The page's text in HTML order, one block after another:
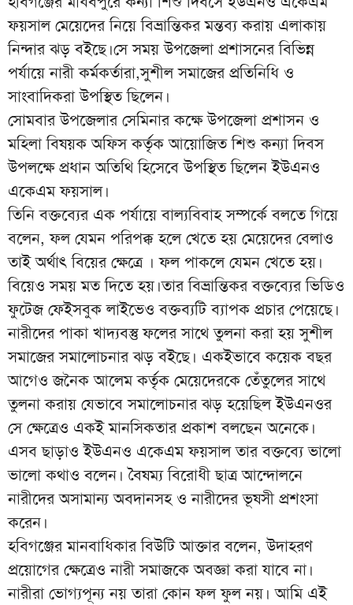
ফয়সাল মেয়েদের নিয়ে বিভ্রান্তিকর মন্তব্য করায় এলাকায়
নিন্দার ঝড় বইছে।সে সময় উপজেলা প্রশাসনের বিভিন্ন
পর্যায়ে নারী কর্মকর্তারা,সুশীল সমাজের প্রতিনিধি ও
সাংবাদিকরা উপস্থিত ছিলেন।
সোমবার উপজেলার সেমিনার কক্ষে উপজেলা প্রশাসন ও
মহিলা বিষয়ক অফিস কর্তৃক আয়োজিত শিশু কন্যা দিবস
উপলক্ষে প্রধান অতিথি হিসেবে উপস্থিত ছিলেন ইউএনও
একেএম ফয়সাল।
তিনি বক্তব্যের এক পর্যায়ে বাল্যবিবাহ সম্পর্কে বলতে গিয়ে
বলেন, ফল যেমন পরিপক্ক হলে খেতে হয় মেয়েদের বেলাও
তাই অর্থাৎ বিয়ের ক্ষেত্রে । ফল পাকলে যেমন খেতে হয়।
বিয়েও সময় মত দিতে হয়।তার বিভ্রান্তিকর বক্তব্যের ভিডিও
ফুটেজ ফেইসবুক লাইভেও বক্তব্যটি ব্যাপক প্রচার পেয়েছে।
নারীদের পাকা খাদ্যবস্তু ফলের সাথে তুলনা করা হয় সুশীল
সমাজের সমালোচনার ঝড় বইছে। একইভাবে কয়েক বছর
আগেও জনৈক আলেম কর্তৃক মেয়েদেরকে তেঁতুলের সাথে
তুলনা করায় যেভাবে সমালোচনার ঝড় হয়েছিল ইউএনওর
সে ক্ষেত্রেও একই মানসিকতার প্রকাশ বলছেন অনেকে।
এসব ছাড়াও ইউএনও একেএম ফয়সাল তার বক্তব্যে ভালো
ভালো কথাও বলেন। বৈষম্য বিরোধী ছাত্র আন্দোলনে
নারীদের অসামান্য অবদানসহ ও নারীদের ভূষসী প্রশংসা
করেন।
হবিগঞ্জের মানবাধিকার বিউটি আক্তার বলেন, উদাহরণ
প্রয়োগের ক্ষেত্রেও নারী সমাজকে অবজ্ঞা করা যাবে না।
নারীরা ভোগ্যপূন্য নয় তারা কোন ফল ফুল নয়। আমি এই